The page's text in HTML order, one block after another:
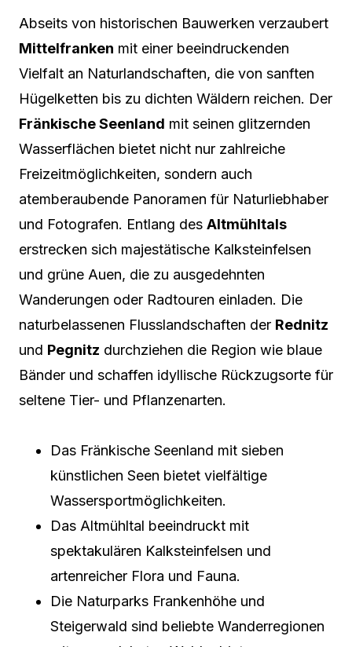
Abseits von historischen Bauwerken verzaubert
Mittelfranken mit einer beeindruckenden
Vielfalt an Naturlandschaften, die von sanften
Hügelketten bis zu dichten Wäldern reichen. Der
Fränkische Seenland mit seinen glitzernden
Wasserflächen bietet nicht nur zahlreiche
Freizeitmöglichkeiten, sondern auch
atemberaubende Panoramen für Naturliebhaber
und Fotografen. Entlang des Altmühltals
erstrecken sich majestätische Kalksteinfelsen
und grüne Auen, die zu ausgedehnten
Wanderungen oder Radtouren einladen. Die
naturbelassenen Flusslandschaften der Rednitz
und Pegnitz durchziehen die Region wie blaue
Bänder und schaffen idyllische Rückzugsorte für
seltene Tier- und Pflanzenarten.
Das Fränkische Seenland mit sieben
künstlichen Seen bietet vielfältige
Wassersportmöglichkeiten.
Das Altmühltal beeindruckt mit
spektakulären Kalksteinfelsen und
artenreicher Flora und Fauna.
Die Naturparks Frankenhöhe und
Steigerwald sind beliebte Wanderregionen